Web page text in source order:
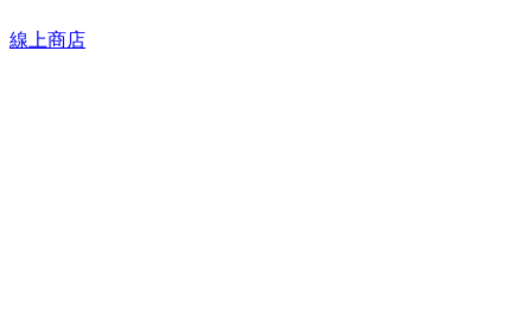
線上商店